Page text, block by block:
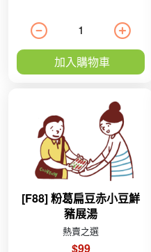
加入購物車
[F88] 粉葛扁豆赤小豆鮮
豬展湯
熱賣之選
$99